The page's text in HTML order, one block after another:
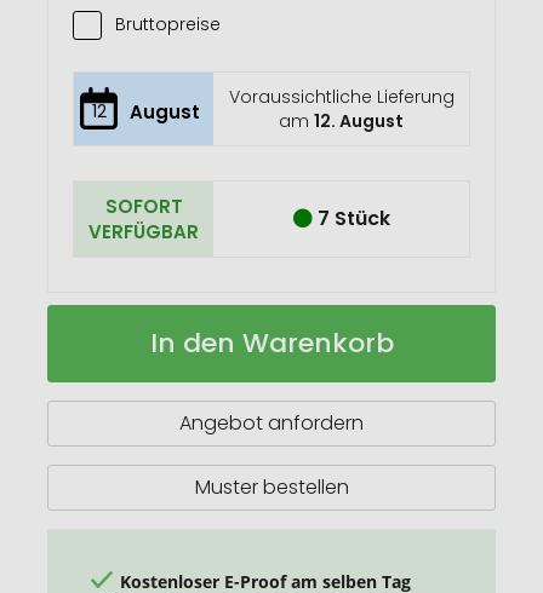
Bruttopreise
12 August
Voraussichtliche Lieferung
am12. August
SOFORT
VERFÜGBAR
7 Stück
VINGA
Auf
In den Warenkorb
Angebot anfordern
Muster bestellen
Kostenloser E-Proof am selben Tag